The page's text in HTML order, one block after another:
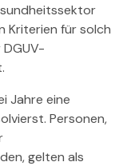
Kriterien für solch
Jahre eine
Personen,
gelten als